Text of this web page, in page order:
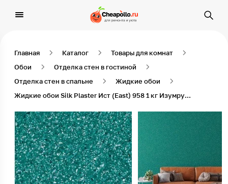
Главная Каталог
Товары для комнат
Обои
Отделка стен в гостиной
Отделка стен в спальне
Жидкие обои
Жидкие обои Silk Plaster Иcт (East) 958 1 кг Изумрудно-зеленый